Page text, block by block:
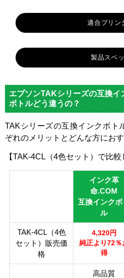
製品スペック
メー
カー
エ
純正
型番
KEN-
MB
TAK-
PB
カラ
マッ
トブ
フォ
トブ
ラッ
ク
料・
染料
顔料
ICチ
ップ
エプソンTAKシリーズの互換イ
ボトルどう違うの？
TAKシリーズの互換インクボト
ぞれのメリットとどんな方にお
【TAK-4CL（4色セット）で比較
インク革
命.COM
互換インクボ
ル
TAK-4CL（4色
セット）販売価
格
4,320円
純正より72％
得
高品質